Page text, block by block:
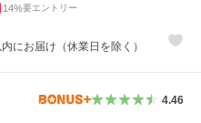
14%要エントリー
にお届け（休業日を除く）
4.46